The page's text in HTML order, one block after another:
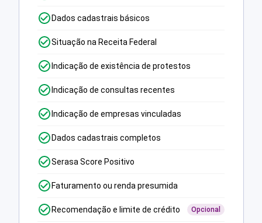
Dados cadastrais básicos
Situação na Receita Federal
Indicação de existência de protestos
Indicação de consultas recentes
Indicação de empresas vinculadas
Dados cadastrais completos
Serasa Score Positivo
Faturamento ou renda presumida
Recomendação e limite de crédito Opcional